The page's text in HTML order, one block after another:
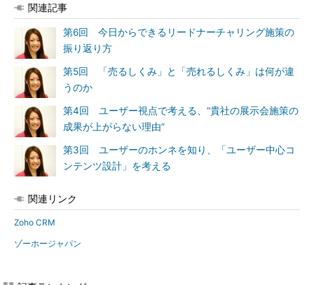
関連記事
第6回 今日からできるリードナーチャリング施策の
振り返り方
第5回 「売るしくみ」と「売れるしくみ」は何が違
うのか
第4回 ユーザー視点で考える、“貴社の展示会施策の
成果が上がらない理由”
第3回 ユーザーのホンネを知り、「ユーザー中心コ
ンテンツ設計」を考える
関連リンク
Zoho CRM
ゾーホージャパン